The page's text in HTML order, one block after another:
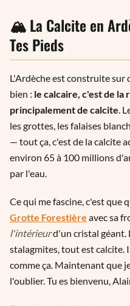
🏔️ La Calcite en
Tes Pieds
L'Ardèche est construite sur
bien : le calcaire, c'est de la
principalement de calcite.
les grottes, les falaises
— tout ça, c'est de la calcite
environ 65 à 100 millions
par l'eau.
Ce qui me fascine, c'est que
Grotte Forestière avec sa
l'intérieurd'un cristal géant.
stalagmites, tout est calcite.
comme ça. Maintenant que
l'oublier. Tu es bienvenu,